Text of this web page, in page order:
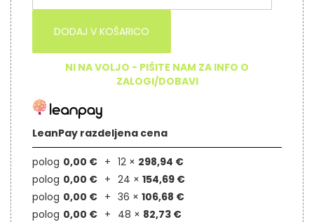
DODAJ V KOŠARICO
NI NA VOLJO - PIŠITE NAM ZA INFO O
ZALOGI/DOBAVI
LeanPay razdeljena cena
polog 0,00 € 12 × 298,94 €
polog 0,00 € 24 × 154,69 €
polog 0,00 € 36 × 106,68 €
polog 0,00 € 48 × 82,73 €